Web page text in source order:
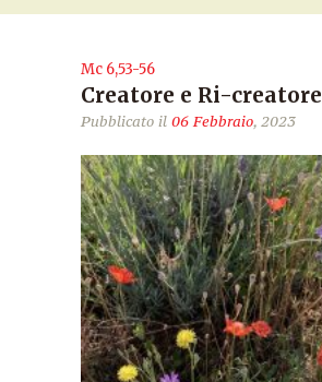
Mc 6,53-56
Creatore e Ri-creatore
Pubblicato il 06 Febbraio, 2023